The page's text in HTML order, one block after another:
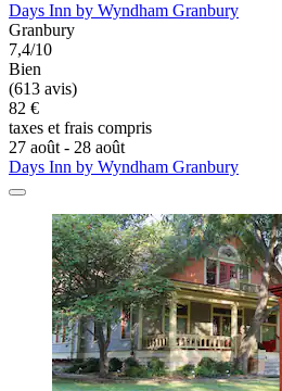
Days Inn by Wyndham Granbury
Granbury
7,4/10
Bien
(613 avis)
82 €
taxes et frais compris
27 août - 28 août
Days Inn by Wyndham Granbury